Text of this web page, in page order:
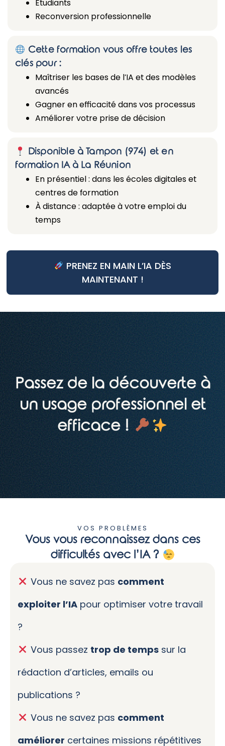
Etudiants
Reconversion professionnelle
Cette formation vous offre toutes les
clés pour :
Maîtriser les bases de l’IA et des modèles
avancés
Gagner en efficacité dans vos processus
Améliorer votre prise de décision
Disponible à Tampon (974) et en
formation IA à La Réunion
En présentiel : dans les écoles digitales et
centres de formation
À distance : adaptée à votre emploi du
temps
PRENEZ EN MAIN L’IA DÈS
MAINTENANT !
Passez de la découverte à
un usage professionnel et
efficace !
VOS PROBLÈMES
Vous vous reconnaissez dans ces
difficultés avec l’IA ?
Vous ne savez pas comment
exploiter l’IA pour optimiser votre travail
?
Vous passez trop de tempssur la
rédaction d’articles, emails ou
publications ?
Vous ne savez pas comment
améliorer certaines missions répétitives